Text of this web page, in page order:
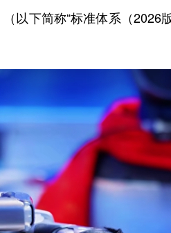
以下简称“标准体系（